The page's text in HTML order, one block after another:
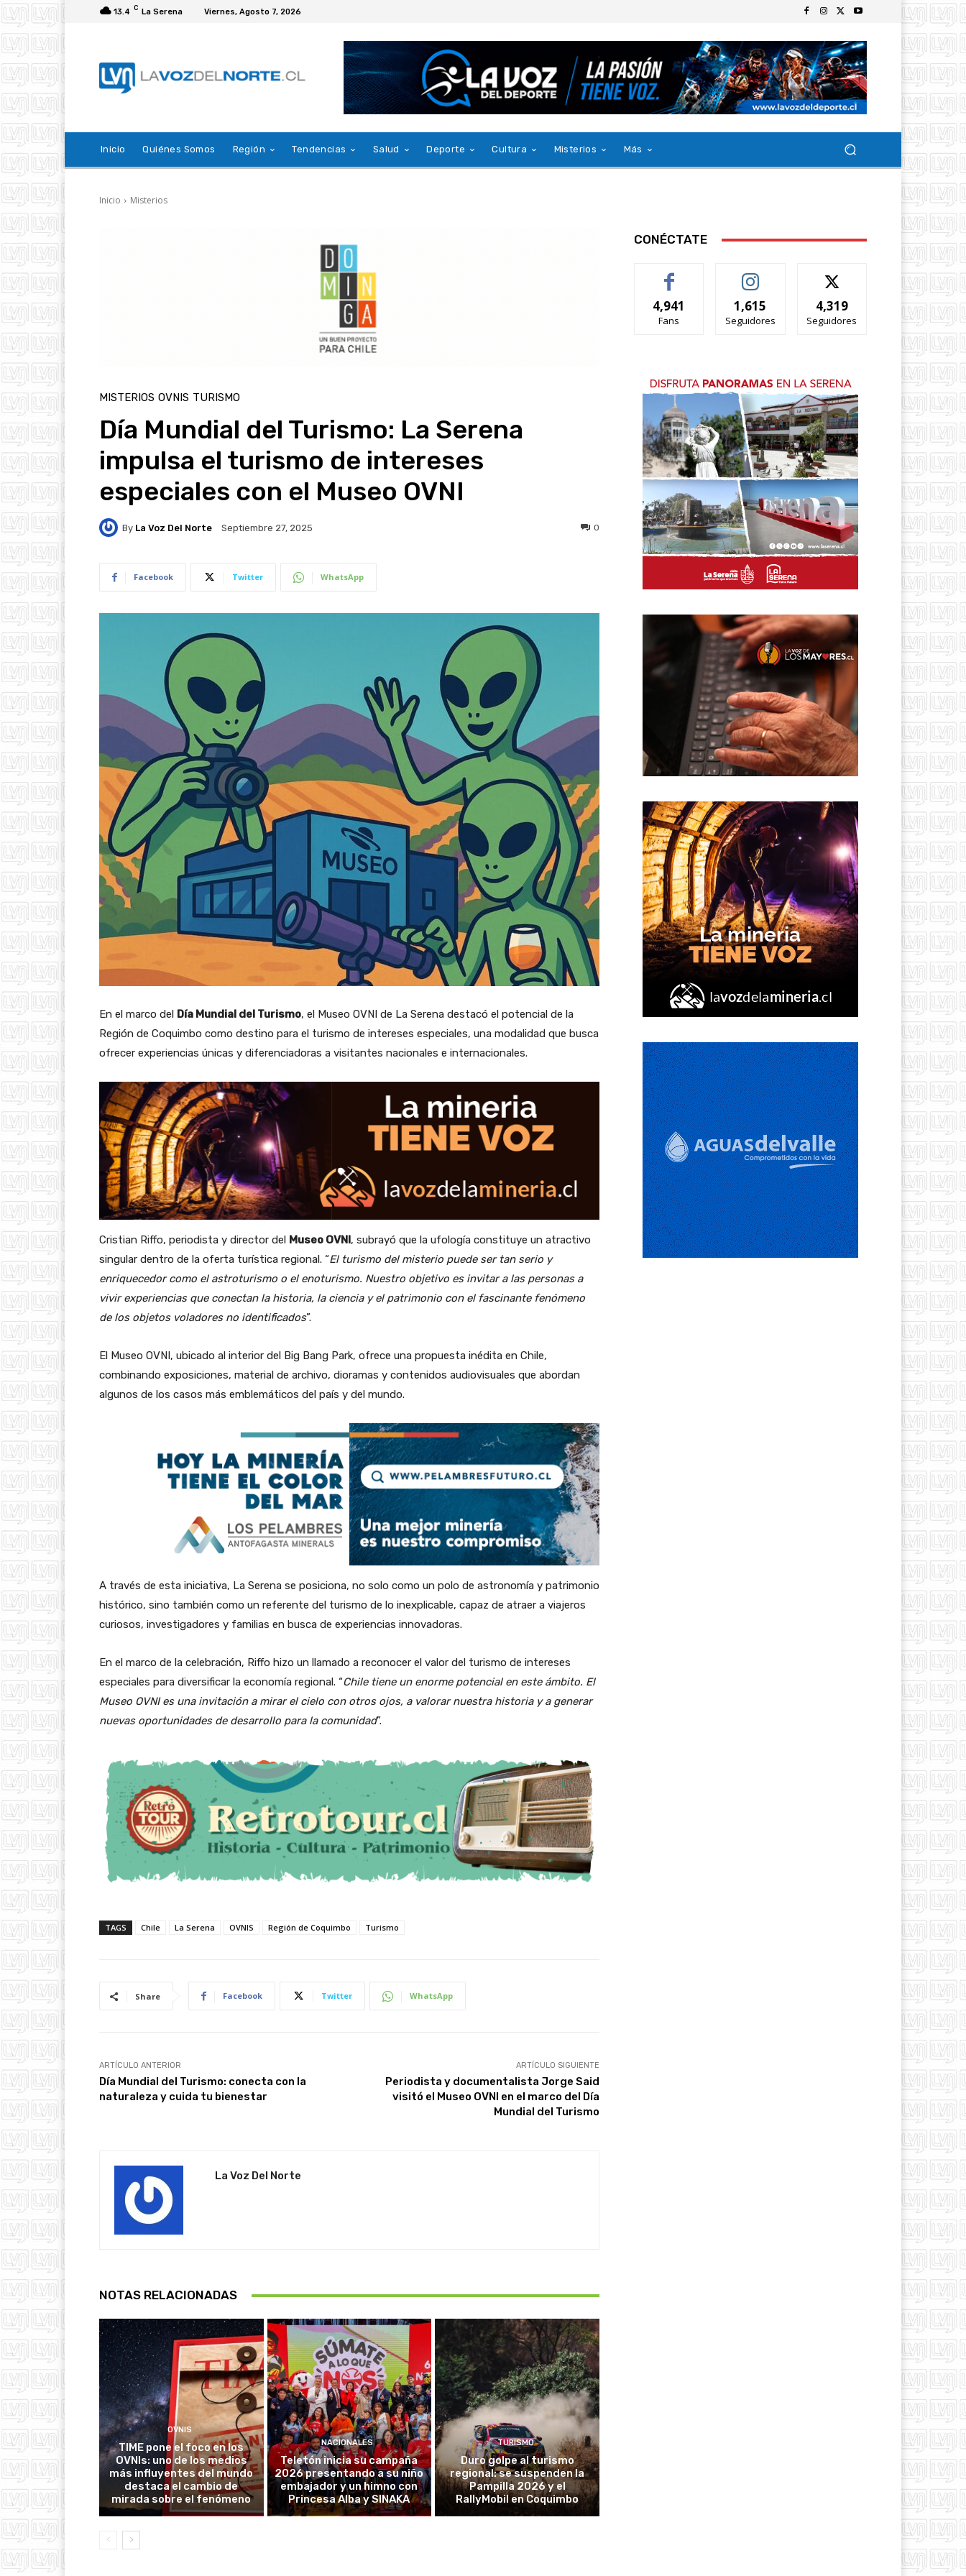
13.4 C La Serena Viernes, Agosto 7, 2026
Inicio Quiénes Somos Región Tendencias Salud Deporte Cultura Misterios Más
Inicio Misterios
MISTERIOS OVNIS TURISMO
Día Mundial del Turismo: La Serena
impulsa el turismo de intereses
especiales con el Museo OVNI
By La Voz Del Norte Septiembre 27, 2025 0
Facebook Twitter WhatsApp
En el marco del Día Mundial del Turismo, el Museo OVNI de La Serena destacó el potencial de la
Región de Coquimbo como destino para el turismo de intereses especiales, una modalidad que busca
ofrecer experiencias únicas y diferenciadoras a visitantes nacionales e internacionales.
Cristian Riffo, periodista y director del Museo OVNI, subrayó que la ufología constituye un atractivo
singular dentro de la oferta turística regional. “El turismo del misterio puede ser tan serio y
enriquecedor como el astroturismo o el enoturismo. Nuestro objetivo es invitar a las personas a
vivir experiencias que conectan la historia, la ciencia y el patrimonio con el fascinante fenómeno
de los objetos voladores no identificados”.
El Museo OVNI, ubicado al interior del Big Bang Park, ofrece una propuesta inédita en Chile,
combinando exposiciones, material de archivo, dioramas y contenidos audiovisuales que abordan
algunos de los casos más emblemáticos del país y del mundo.
A través de esta iniciativa, La Serena se posiciona, no solo como un polo de astronomía y patrimonio
histórico, sino también como un referente del turismo de lo inexplicable, capaz de atraer a viajeros
curiosos, investigadores y familias en busca de experiencias innovadoras.
En el marco de la celebración, Riffo hizo un llamado a reconocer el valor del turismo de intereses
especiales para diversificar la economía regional. “Chile tiene un enorme potencial en este ámbito. El
Museo OVNI es una invitación a mirar el cielo con otros ojos, a valorar nuestra historia y a generar
nuevas oportunidades de desarrollo para la comunidad”.
TAGS Chile La Serena OVNIS Región de Coquimbo Turismo
Share Facebook Twitter WhatsApp
ARTÍCULO ANTERIOR
Día Mundial del Turismo: conecta con la
naturaleza y cuida tu bienestar
ARTÍCULO SIGUIENTE
Periodista y documentalista Jorge Said
visitó el Museo OVNI en el marco del Día
Mundial del Turismo
La Voz Del Norte
NOTAS RELACIONADAS
OVNIS
TIME pone el foco en los
OVNIs: uno de los medios
más influyentes del mundo
destaca el cambio de
mirada sobre el fenómeno
NACIONALES
Teletón inicia su campaña
2026 presentando a su niño
embajador y un himno con
Princesa Alba y SINAKA
TURISMO
Duro golpe al turismo
regional: se suspenden la
Pampilla 2026 y el
RallyMobil en Coquimbo
CONÉCTATE
4,941
Fans
1,615
Seguidores
4,319
Seguidores